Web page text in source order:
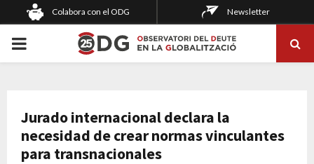
Colabora con el ODG Newsletter
PRIMARY
Jurado internacional declara la
necesidad de crear normas vinculantes
para transnacionales